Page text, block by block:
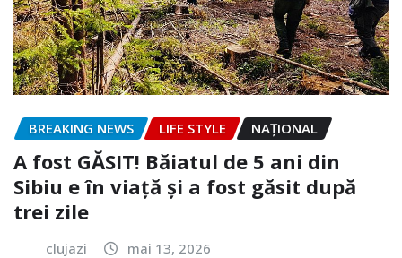
BREAKING NEWS LIFE STYLE NAŢIONAL
A fost GĂSIT! Băiatul de 5 ani din
Sibiu e în viață și a fost găsit după
trei zile
clujazi mai 13, 2026